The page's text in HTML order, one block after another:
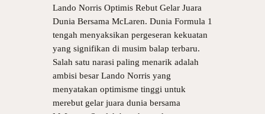
Lando Norris Optimis Rebut Gelar Juara
Dunia Bersama McLaren. Dunia Formula 1
tengah menyaksikan pergeseran kekuatan
yang signifikan di musim balap terbaru.
Salah satu narasi paling menarik adalah
ambisi besar Lando Norris yang
menyatakan optimisme tinggi untuk
merebut gelar juara dunia bersama